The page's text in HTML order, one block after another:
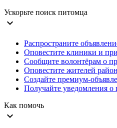
Ускорьте поиск питомца
expand_more
Распространите
Оповестите клиники и
Сообщите волонтёрам о
Оповестите жителей
Создайте премиум-
Получайте уведомления
Как помочь
expand_more